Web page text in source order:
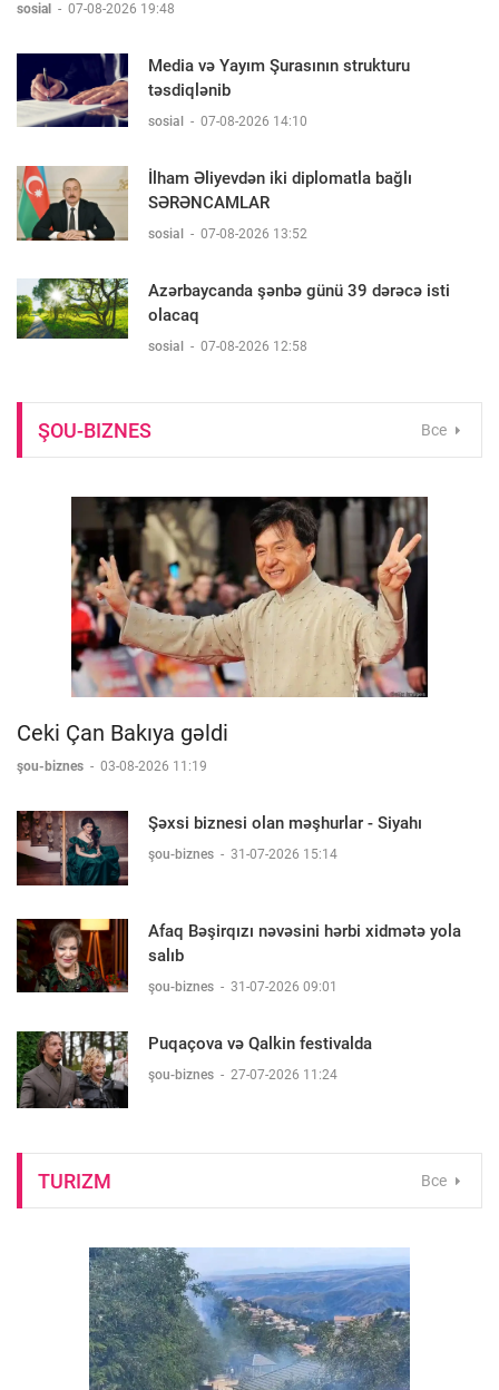
sosial - 07-08-2026 19:48
Media və Yayım Şurasının strukturu
təsdiqlənib
sosial - 07-08-2026 14:10
İlham Əliyevdən iki diplomatla bağlı
SƏRƏNCAMLAR
sosial - 07-08-2026 13:52
Azərbaycanda şənbə günü 39 dərəcə isti
olacaq
sosial - 07-08-2026 12:58
ŞOU-BIZNES Все
Ceki Çan Bakıya gəldi
şou-biznes - 03-08-2026 11:19
Şəxsi biznesi olan məşhurlar - Siyahı
şou-biznes - 31-07-2026 15:14
Afaq Bəşirqızı nəvəsini hərbi xidmətə yola
salıb
şou-biznes - 31-07-2026 09:01
Puqaçova və Qalkin festivalda
şou-biznes - 27-07-2026 11:24
TURIZM Все